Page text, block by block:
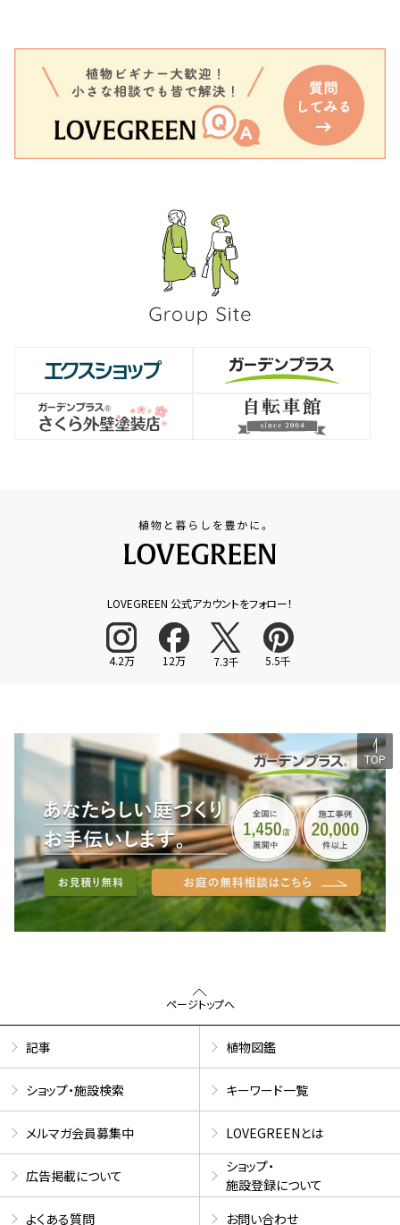
LOVEGREEN 公式アカウントをフォロー！
4.2万 12万 7.3千 5.5千
TOP
ページトップへ
記事 植物図鑑
ショップ・施設検索 キーワード一覧
メルマガ会員募集中 LOVEGREENとは
広告掲載について
ショップ・
施設登録について
よくある質問
お問い合わせ